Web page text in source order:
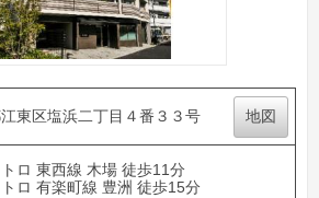
東区塩浜二丁目４番３３号 地図
ロ 東西線 木場 徒歩11分
ロ 有楽町線 豊洲 徒歩15分